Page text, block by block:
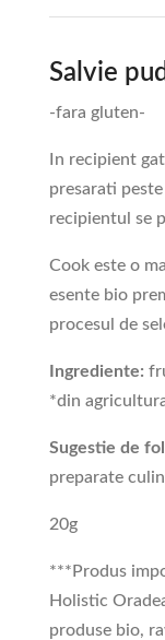
Salvie
-fara gluten-
In recipient
presarati
recipientul se
Cook este o
esente bio
procesul de
Ingrediente:
*din
Sugestie de
preparate
20g
***Produs
Holistic
produse bio,